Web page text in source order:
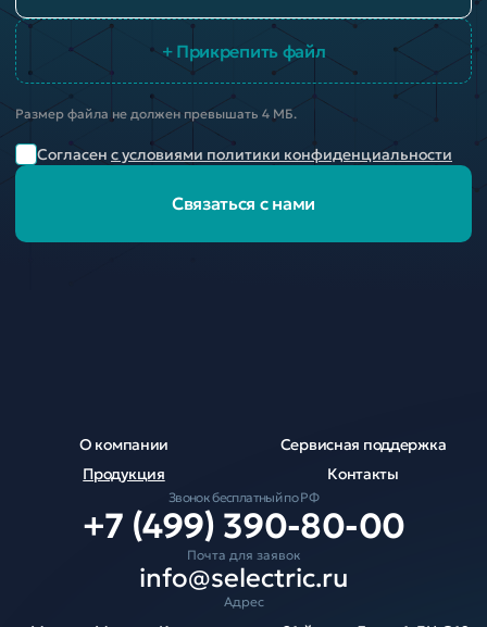
+ Прикрепить файл
Размер файла не должен превышать 4 МБ.
Согласен с условиями политики конфиденциальности
Связаться с нами
О компании
Продукция
Сервисная поддержка
Контакты
Звонок бесплатный по РФ
+7 (499) 390-80-00
Почта для заявок
info@selectric.ru
Адрес